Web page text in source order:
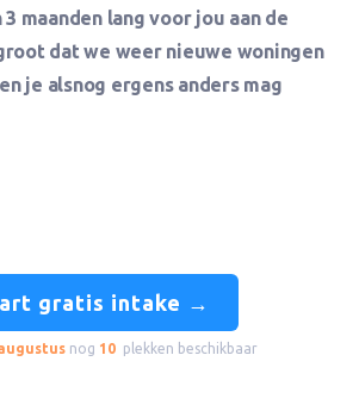
maanden lang voor jou aan de
dat we weer nieuwe woningen
je alsnog ergens anders mag
gratis intake →
nog 10 plekken beschikbaar